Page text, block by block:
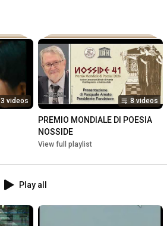
3 videos 8 videos
PREMIO MONDIALE DI POESIA
NOSSIDE
View full playlist
Play all